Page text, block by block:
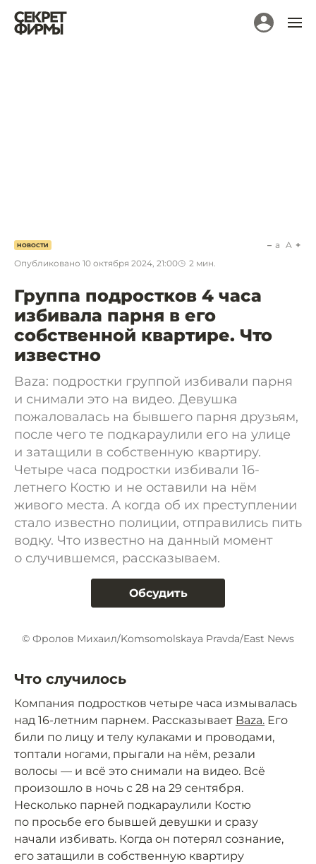
НОВОСТИ
Опубликовано 10 октября 2024, 21:00 2 мин.
a A
Группа подростков 4 часа
избивала парня в его
собственной квартире. Что
известно
Baza: подростки группой избивали парня
и снимали это на видео. Девушка
пожаловалась на бывшего парня друзьям,
после чего те подкараулили его на улице
и затащили в собственную квартиру.
Четыре часа подростки избивали 16-
летнего Костю и не оставили на нём
живого места. А когда об их преступлении
стало известно полиции, отправились пить
водку. Что известно на данный момент
о случившемся, рассказываем.
Обсудить
© Фролов Михаил/Komsomolskaya Pravda/East News
Что случилось
Компания подростков четыре часа измывалась
над 16-летним парнем. Рассказывает Baza. Его
били по лицу и телу кулаками и проводами,
топтали ногами, прыгали на нём, резали
волосы — и всё это снимали на видео. Всё
произошло в ночь с 28 на 29 сентября.
Несколько парней подкараулили Костю
по просьбе его бывшей девушки и сразу
начали избивать. Когда он потерял сознание,
его затащили в собственную квартиру